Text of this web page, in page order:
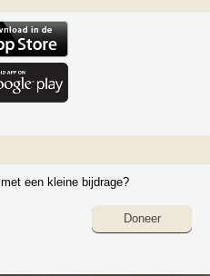
met een kleine bijdrage?
Doneer